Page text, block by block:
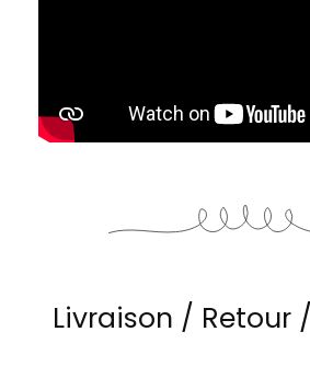
Livraison / Retour